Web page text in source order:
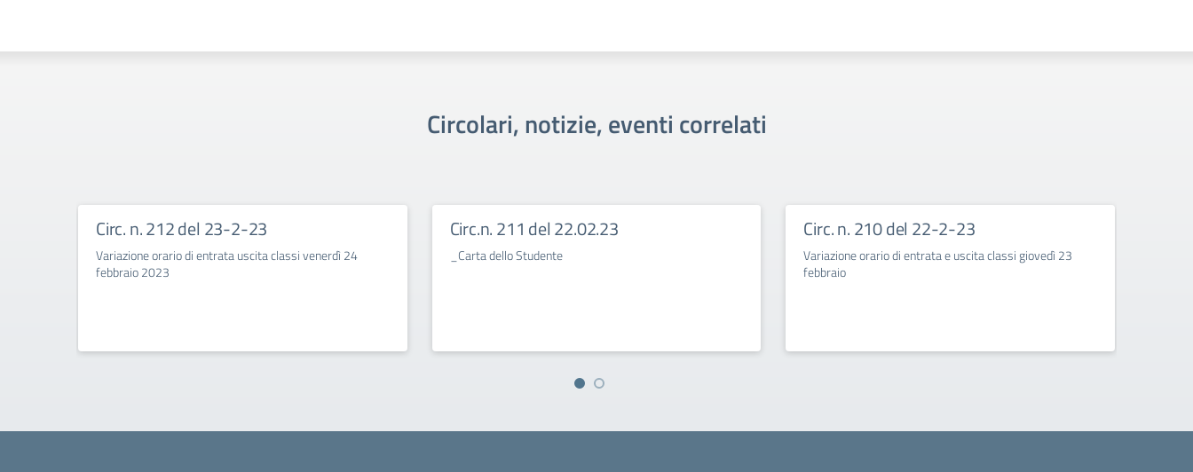
Circolari, notizie, eventi correlati
Circ. n. 212 del 23-2-23
Variazione orario di entrata uscita classi venerdì 24
febbraio 2023
Circ.n. 211 del 22.02.23
_Carta dello Studente
Circ. n. 210 del 22-2-23
Variazione orario di entrata e uscita classi giovedì 23
febbraio